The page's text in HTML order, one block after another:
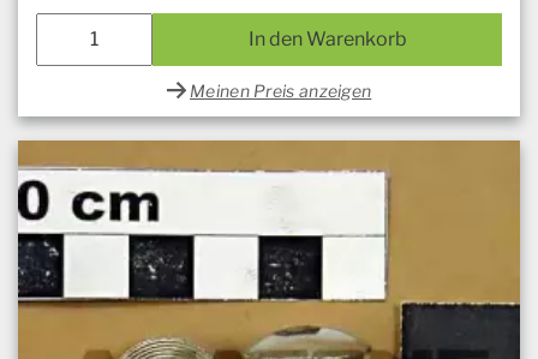
In den Warenkorb
Meinen Preis anzeigen